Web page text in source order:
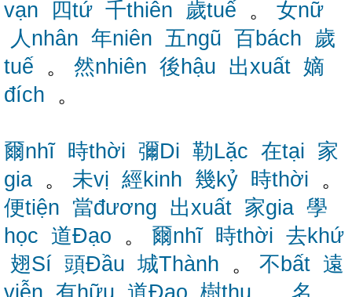
vạn
四tứ 千thiên 歲tuế 。 女nữ
人nhân 年niên 五ngũ 百bách
歲
tuế 。 然nhiên 後hậu 出xuất 嫡
đích 。
爾nhĩ 時thời 彌Di 勒Lặc 在tại 家
gia 。 未vị 經kinh 幾kỷ 時thời 。
便tiện 當đương 出xuất 家gia 學
học 道Đạo 。 爾nhĩ 時thời 去khứ
翅Sí 頭Đầu 城Thành 。 不bất 遠
viễn 有hữu 道Đạo 樹thụ 名